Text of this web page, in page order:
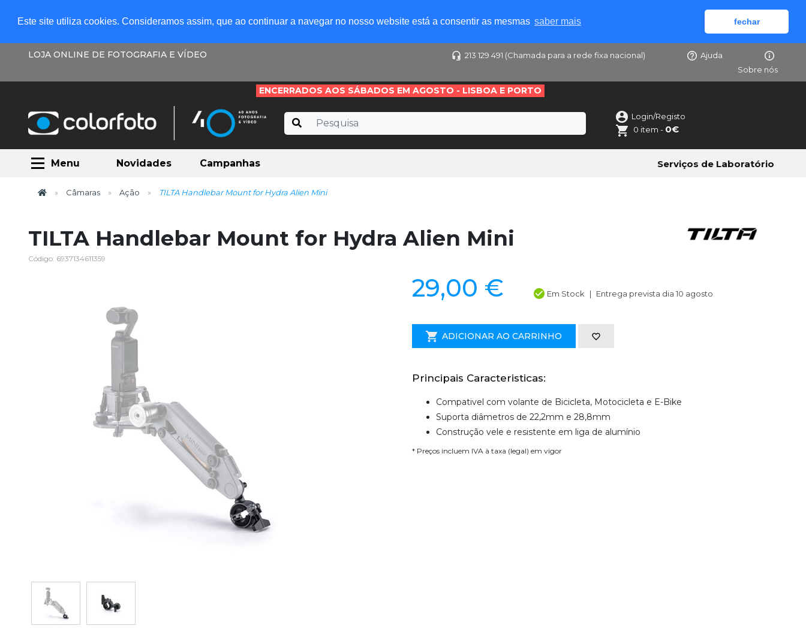
Este site utiliza cookies. Consideramos assim, que ao continuar a navegar no nosso website está a consentir as mesmas saber mais fechar
LOJA ONLINE DE FOTOGRAFIA E VÍDEO 213 129 491 (Chamada para a rede fixa nacional)
Ajuda
Sobre nós
ENCERRADOS AOS SÁBADOS EM AGOSTO - LISBOA E PORTO
Login/Registo
0 item - 0€
Menu Novidades Campanhas Serviços de Laboratório
Câmaras Ação TILTA Handlebar Mount for Hydra Alien Mini
TILTA Handlebar Mount for Hydra Alien Mini
Código: 6937134611359
29,00 € Em Stock Entrega prevista dia 10 agosto
ADICIONAR AO CARRINHO
Principais Caracteristicas:
Compativel com volante de Bicicleta, Motocicleta e E-Bike
Suporta diâmetros de 22,2mm e 28,8mm
Construção vele e resistente em liga de alumínio
* Preços incluem IVA à taxa (legal) em vigor